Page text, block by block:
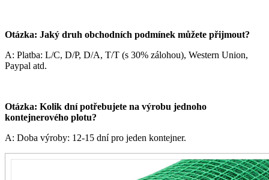
Otázka: Jaký druh obchodních podmínek můžete přijmout?
A: Platba: L/C, D/P, D/A, T/T (s 30% zálohou), Western Union,
Paypal atd.
Otázka: Kolik dní potřebujete na výrobu jednoho
kontejnerového plotu?
A: Doba výroby: 12-15 dní pro jeden kontejner.